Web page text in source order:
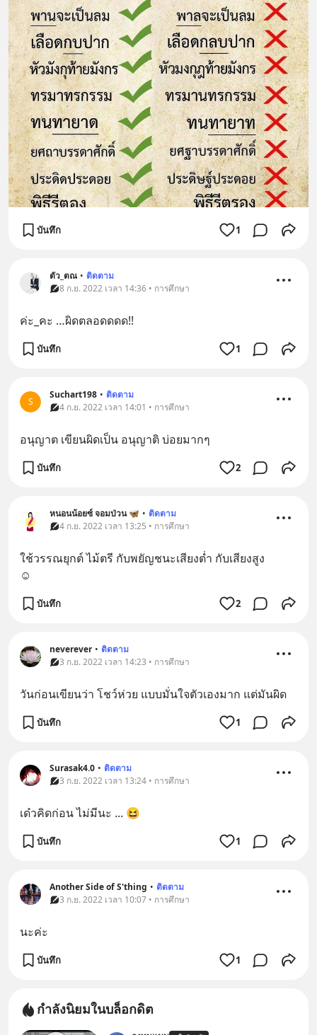
บันทึก 1
ตัว_ตณ • ติดตาม
8 ก.ย. 2022 เวลา 14:36 • การศึกษา
ค่ะ_คะ …ผิดตลอดดดด!!
บันทึก 1
S
Suchart198 • ติดตาม
4 ก.ย. 2022 เวลา 14:01 • การศึกษา
อนุญาต เขียนผิดเป็น อนุญาติ บ่อยมากๆ
บันทึก 2
หนอนน้อยซ์ จอมป่วน 🦋 • ติดตาม
4 ก.ย. 2022 เวลา 13:25 • การศึกษา
ใช้วรรณยุกต์ ไม้ตรี กับพยัญชนะเสียงต่ำ กับเสียงสูง
☺️
บันทึก 2
neverever • ติดตาม
3 ก.ย. 2022 เวลา 14:23 • การศึกษา
วันก่อนเขียนว่า โชว์ห่วย แบบมั่นใจตัวเองมาก แต่มันผิด
บันทึก 1
Surasak4.0 • ติดตาม
3 ก.ย. 2022 เวลา 13:24 • การศึกษา
เด๋วคิดก่อน ไม่มีนะ ... 😆
บันทึก 1
Another Side of S'thing • ติดตาม
3 ก.ย. 2022 เวลา 10:07 • การศึกษา
นะค่ะ
บันทึก 1
กำลังนิยมในบล็อกดิต